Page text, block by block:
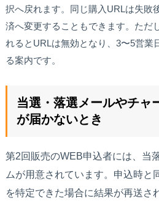
択へ戻れます。同じ購入URLは失敗
済へ変更することもできます。ただ
れるとURLは無効となり、3〜5営業
る案内です。
当選・落選メールやチャ
が届かないとき
第2回販売のWEB申込者には、当
ムが用意されています。申込時と
を特定できた場合に結果が再送さ